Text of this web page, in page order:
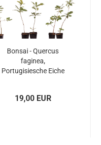
Bonsai - Quercus
faginea,
Portugisiesche Eiche
19,00 EUR